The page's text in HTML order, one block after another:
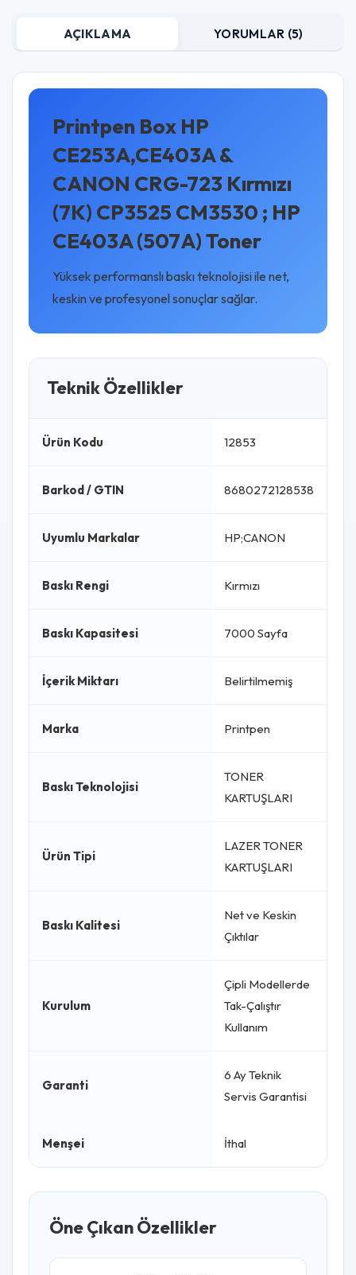
AÇIKLAMA YORUMLAR (5)
Printpen Box HP
CE253A,CE403A &
CANON CRG-723 Kırmızı
(7K) CP3525 CM3530 ; HP
CE403A (507A) Toner
Yüksek performanslı baskı teknolojisi ile net,
keskin ve profesyonel sonuçlar sağlar.
Teknik Özellikler
Ürün Kodu 12853
Barkod / GTIN 8680272128538
Uyumlu Markalar HP;CANON
Baskı Rengi Kırmızı
Baskı Kapasitesi 7000 Sayfa
İçerik Miktarı Belirtilmemiş
Marka Printpen
Baskı Teknolojisi
TONER
KARTUŞLARI
Ürün Tipi
LAZER TONER
KARTUŞLARI
Baskı Kalitesi
Net ve Keskin
Çıktılar
Kurulum
Çipli Modellerde
Tak-Çalıştır
Kullanım
Garanti
6 Ay Teknik
Servis Garantisi
Menşei İthal
Öne Çıkan Özellikler